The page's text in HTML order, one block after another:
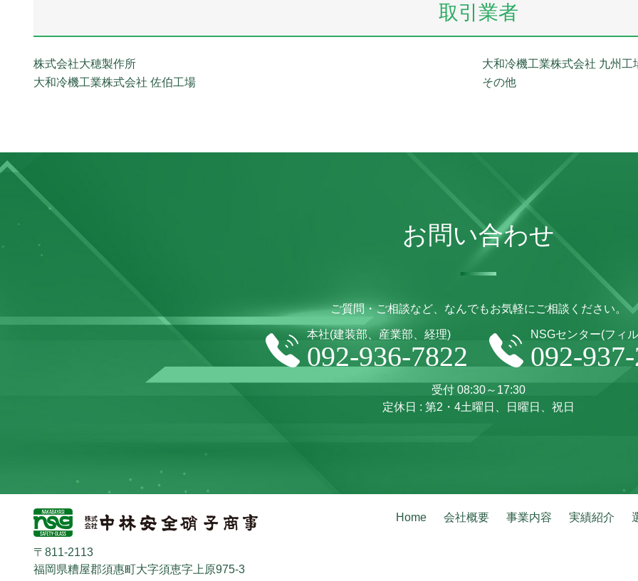
取引業者
株式会社大穂製作所
大和冷機工業株式会社 九州工
大和冷機工業株式会社 佐伯工場
その他
お問い合わせ
ご質問・ご相談など、なんでもお気軽にご相談ください。
本社(建装部、産業部、経理)
092-936-7822
NSGセンター(フィ
092-
受付 08:30～17:30
定休日 : 第2・4土曜日、日曜日、祝日
〒811-2113
福岡県糟屋郡須惠町大字須恵字上原975-3
Home 会社概要 事業内容 実績紹介